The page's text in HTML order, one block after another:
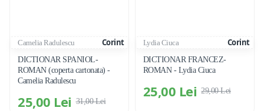
Camelia Radulescu Corint
DICTIONAR SPANIOL-
ROMAN (coperta cartonata) -
Camelia Radulescu
25,00 Lei 31,00 Lei
Lydia Ciuca Corint
DICTIONAR FRANCEZ-
ROMAN - Lydia Ciuca
25,00 Lei 29,00 Lei